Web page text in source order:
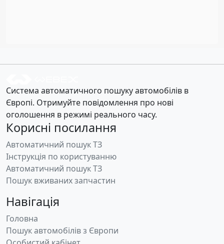
Система автоматичного пошуку автомобілів в
Європі. Отримуйте повідомлення про нові
оголошення в режимі реального часу.
Корисні посилання
Автоматичний пошук ТЗ
Інструкція по користуванню
Автоматичний пошук ТЗ
Пошук вживаних запчастин
Навігація
Головна
Пошук автомобілів з Європи